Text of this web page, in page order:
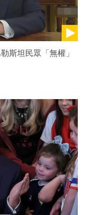
斯坦民眾「無權」